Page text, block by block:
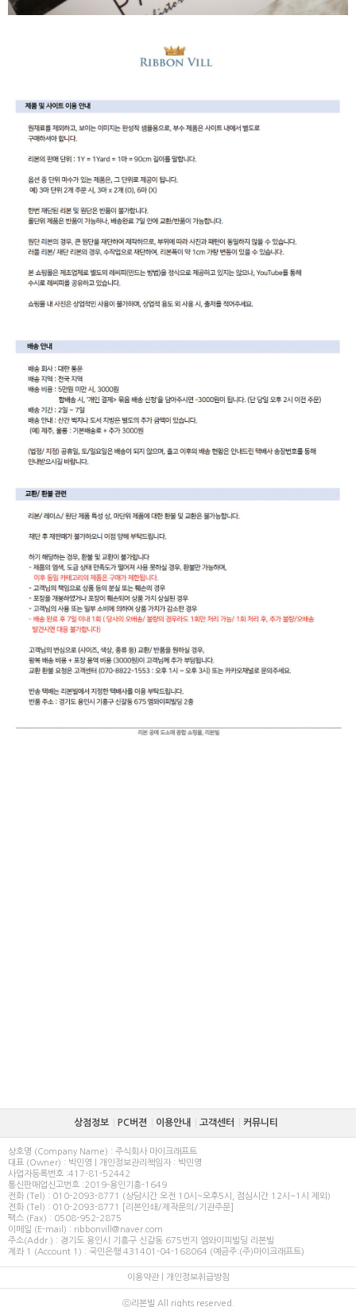
상점정보 PC버젼 이용안내 고객센터 커뮤니티
상호명 (Company Name) : 주식회사 마이크래프트
대표 (Owner) : 박민영 | 개인정보관리책임자 : 박민영
사업자등록번호 :417-81-52442
통신판매업신고번호 :2019-용인기흥-1649
전화 (Tel) : 010-2093-8771 (상담시간 오전 10시~오후5시, 점심시간 12시~1시 제외)
전화 (Tel) : 010-2093-8771 [리본인쇄/제작문의/기관주문]
팩스 (Fax) : 0508-952-2875
이메일 (E-mail) : ribbonvill@naver.com
주소(Addr.) : 경기도 용인시 기흥구 신갈동 675번지 엠와이피빌딩 리본빌
계좌 1 (Account 1) : 국민은행 431401-04-168064 (예금주:(주)마이크래프트)
이용약관| 개인정보취급방침
ⓒ리본빌 All rights reserved.